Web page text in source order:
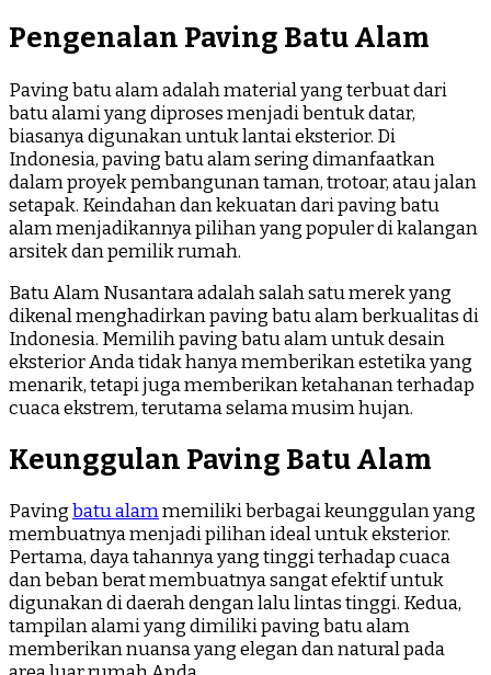
Pengenalan Paving Batu Alam
Paving batu alam adalah material yang terbuat dari
batu alami yang diproses menjadi bentuk datar,
biasanya digunakan untuk lantai eksterior. Di
Indonesia, paving batu alam sering dimanfaatkan
dalam proyek pembangunan taman, trotoar, atau jalan
setapak. Keindahan dan kekuatan dari paving batu
alam menjadikannya pilihan yang populer di kalangan
arsitek dan pemilik rumah.
Batu Alam Nusantara adalah salah satu merek yang
dikenal menghadirkan paving batu alam berkualitas di
Indonesia. Memilih paving batu alam untuk desain
eksterior Anda tidak hanya memberikan estetika yang
menarik, tetapi juga memberikan ketahanan terhadap
cuaca ekstrem, terutama selama musim hujan.
Keunggulan Paving Batu Alam
Pavingbatu alammemiliki berbagai keunggulan yang
membuatnya menjadi pilihan ideal untuk eksterior.
Pertama, daya tahannya yang tinggi terhadap cuaca
dan beban berat membuatnya sangat efektif untuk
digunakan di daerah dengan lalu lintas tinggi. Kedua,
tampilan alami yang dimiliki paving batu alam
memberikan nuansa yang elegan dan natural pada